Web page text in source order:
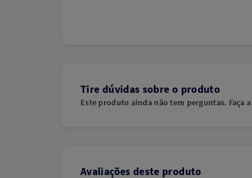
Tire dúvidas sobre o produto
Este produto ainda não tem perguntas. Faça
Avaliações deste produto